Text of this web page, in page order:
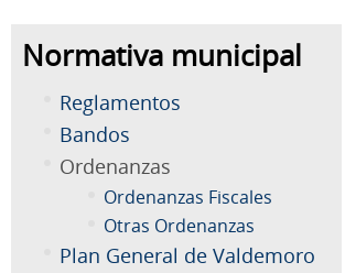
Normativa municipal
Reglamentos
Bandos
Ordenanzas
Ordenanzas Fiscales
Otras Ordenanzas
Plan General de Valdemoro